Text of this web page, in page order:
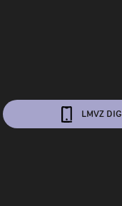
LMVZ